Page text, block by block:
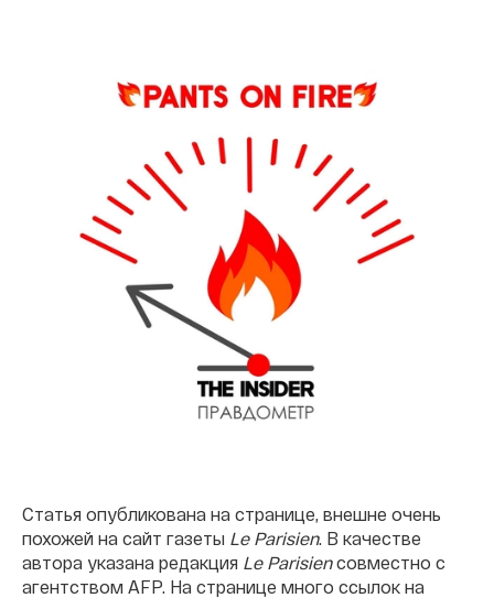
Статья опубликована на странице, внешне очень
похожей на сайт газеты Le Parisien. В качестве
автора указана редакция Le Parisienсовместно с
агентством AFP. На странице много ссылок на